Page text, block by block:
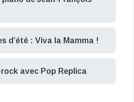
d’été : Viva la Mamma !
avec Pop Replica